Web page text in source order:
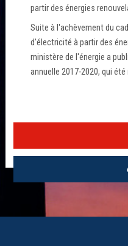
partir des énergies
Suite à l'achèvement du
d'électricité à partir des
ministère de l'énergie a
annuelle 2017-2020, qui